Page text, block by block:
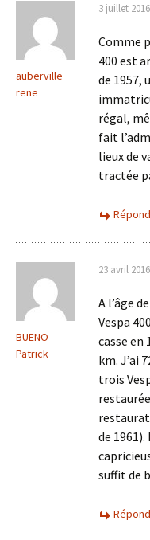
auberville
rene
3 juillet
Comme
400 est
de 1957,
régal,
fait
lieux de
tractée
BUENO
Patrick
23 avril
A l’âge
Vespa
casse en
km. J’ai
trois
de
suffit de